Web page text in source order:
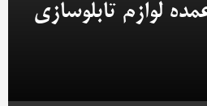
لوازم تابلوسازی